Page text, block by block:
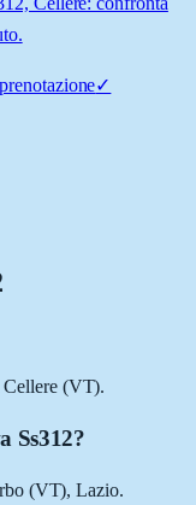
✓
Cellere (VT).
Ss312?
(VT), Lazio.